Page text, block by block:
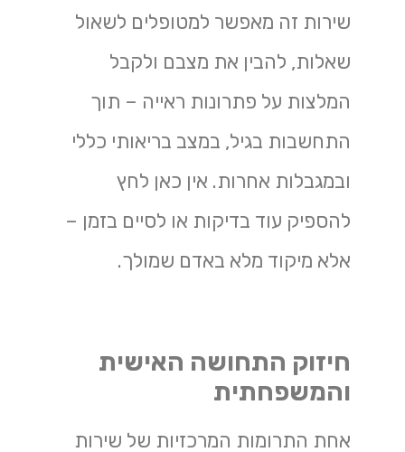
שירות זה מאפשר למטופלים לשאול
שאלות, להבין את מצבם ולקבל
המלצות על פתרונות ראייה – תוך
התחשבות בגיל, במצב בריאותי כללי
ובמגבלות אחרות. אין כאן לחץ
להספיק עוד בדיקות או לסיים בזמן –
אלא מיקוד מלא באדם שמולך.
חיזוק התחושה האישית
והמשפחתית
אחת התרומות המרכזיות של שירות